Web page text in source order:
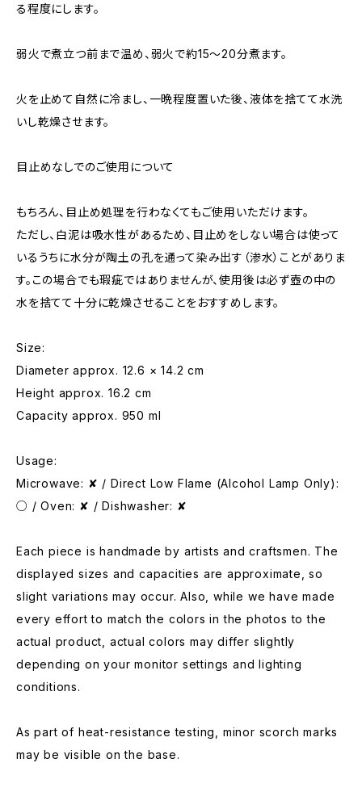
る程度にします。
弱火で煮立つ前まで温め、弱火で約15〜20分煮ます。
火を止めて自然に冷まし、一晩程度置いた後、液体を捨てて水洗
いし乾燥させます。
目止めなしでのご使用について
もちろん、目止め処理を行わなくてもご使用いただけます。
ただし、白泥は吸水性があるため、目止めをしない場合は使って
いるうちに水分が陶土の孔を通って染み出す（渗水）ことがありま
す。この場合でも瑕疵ではありませんが、使用後は必ず壺の中の
水を捨てて十分に乾燥させることをおすすめします。
Size:
Diameter approx. 12.6 × 14.2 cm
Height approx. 16.2 cm
Capacity approx. 950 ml
Usage:
Microwave: ✘ / Direct Low Flame (Alcohol Lamp Only):
○ / Oven: ✘ / Dishwasher: ✘
Each piece is handmade by artists and craftsmen. The
displayed sizes and capacities are approximate, so
slight variations may occur. Also, while we have made
every effort to match the colors in the photos to the
actual product, actual colors may differ slightly
depending on your monitor settings and lighting
conditions.
As part of heat-resistance testing, minor scorch marks
may be visible on the base.